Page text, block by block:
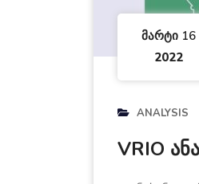
Მარტი 16
2022
ANALYSIS
VRIO